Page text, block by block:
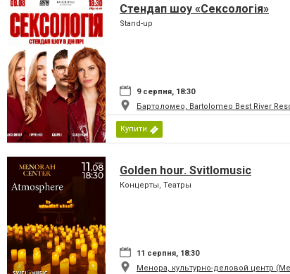
Стендап шоу «Сексологія»
Stand-up
9 серпня, 18:30
Бартоломео, Bartolomeo Best River
Купити
Golden hour. Svitlomusic
Концерты, Театры
11 серпня, 18:30
Менора, культурно-деловой центр